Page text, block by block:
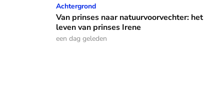
Van prinses naar natuurvoorvechter: het leven van prinses
Achtergrond
Van prinses naar natuurvoorvechter: het
leven van prinses Irene
een dag geleden